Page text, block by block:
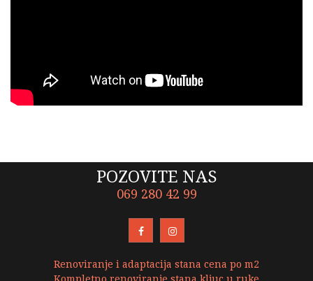
POZOVITE NAS
069 280 42 99
Renoviranje i adaptacija stana cena po m2